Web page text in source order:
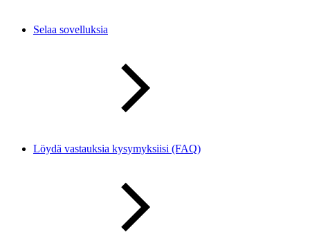
Selaa sovelluksia
Löydä vastauksia kysymyksiisi (FAQ)